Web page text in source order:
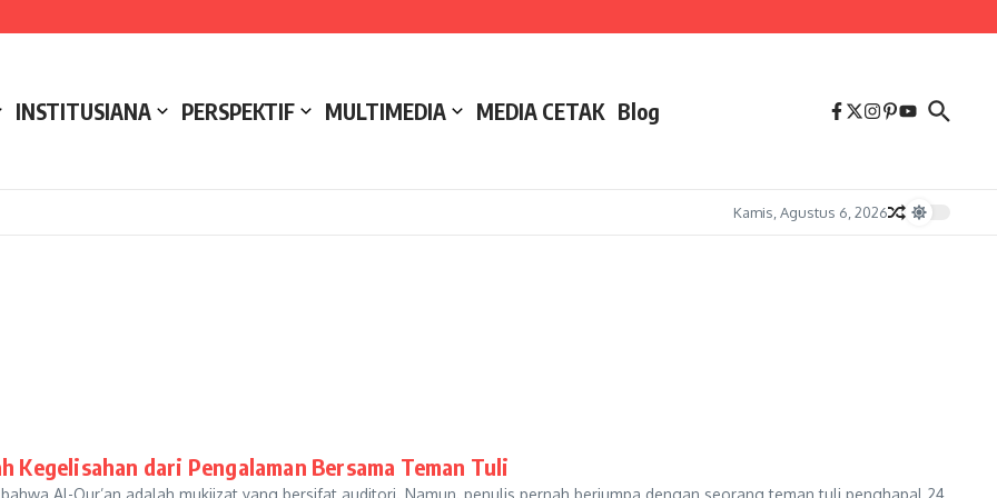
Kerja Bakti di Anjungan Melancar
INSTITUSIANA PERSPEKTIF MULTIMEDIA MEDIA CETAK Blog
Kamis, Agustus 6, 2026
Kegelisahan dari Pengalaman Bersama Teman Tuli
Al-Qur’an adalah mukjizat yang bersifat auditori. Namun, penulis pernah berjumpa dengan seorang teman tuli penghapal 24